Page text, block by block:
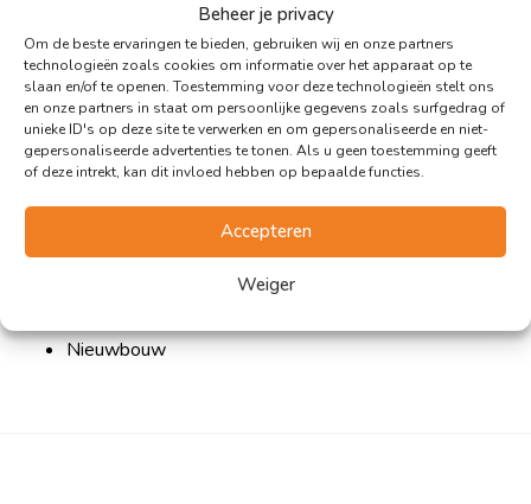
Beheer je privacy
Om de beste ervaringen te bieden, gebruiken wij en onze partners
technologieën zoals cookies om informatie over het apparaat op te
slaan en/of te openen. Toestemming voor deze technologieën stelt ons
en onze partners in staat om persoonlijke gegevens zoals surfgedrag of
unieke ID's op deze site te verwerken en om gepersonaliseerde en niet-
gepersonaliseerde advertenties te tonen. Als u geen toestemming geeft
of deze intrekt, kan dit invloed hebben op bepaalde functies.
Accepteren
Weiger
Stel je vraag ‘Hoeveel is mijn woning waard?’ aan AI
chatbot Hilde.
Naast vragen over de waarde van je woning, kun je Hilde
ook vragen stellen over:
Nieuwbouw